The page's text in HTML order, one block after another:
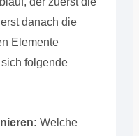
danach die
Elemente
folgende
Welche